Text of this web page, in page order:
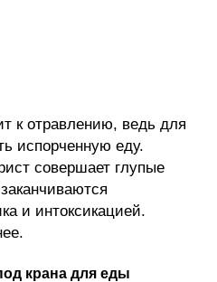
к отравлению, ведь для
испорченную еду.
совершает глупые
и интоксикацией.
крана для еды